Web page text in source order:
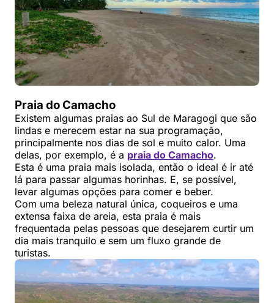
Praia do Camacho
Existem algumas praias ao Sul de Maragogi que são
lindas e merecem estar na sua programação,
principalmente nos dias de sol e muito calor. Uma
delas, por exemplo, é a praia do Camacho.
Esta é uma praia mais isolada, então o ideal é ir até
lá para passar algumas horinhas. E, se possível,
levar algumas opções para comer e beber.
Com uma beleza natural única, coqueiros e uma
extensa faixa de areia, esta praia é mais
frequentada pelas pessoas que desejarem curtir um
dia mais tranquilo e sem um fluxo grande de
turistas.